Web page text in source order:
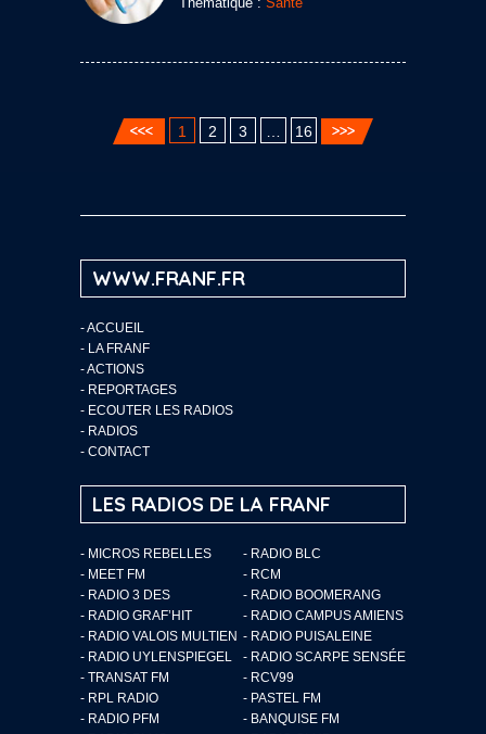
1 2 3 16
WWW.FRANF.FR
-ACCUEIL
- LA FRANF
-ACTIONS
- REPORTAGES
- ECOUTER LES RADIOS
- RADIOS
- CONTACT
LES RADIOS DE LA FRANF
- MICROS REBELLES
- RADIO BLC
- MEET FM
- RCM
- RADIO 3 DES
- RADIO BOOMERANG
- RADIO GRAF’HIT
- RADIO CAMPUS AMIENS
- RADIO VALOIS MULTIEN - RADIO PUISALEINE
- RADIO UYLENSPIEGEL
- RADIO SCARPE SENSÉE
- TRANSAT FM
- RCV99
- RPL RADIO
- PASTEL FM
- RADIO PFM
- BANQUISE FM